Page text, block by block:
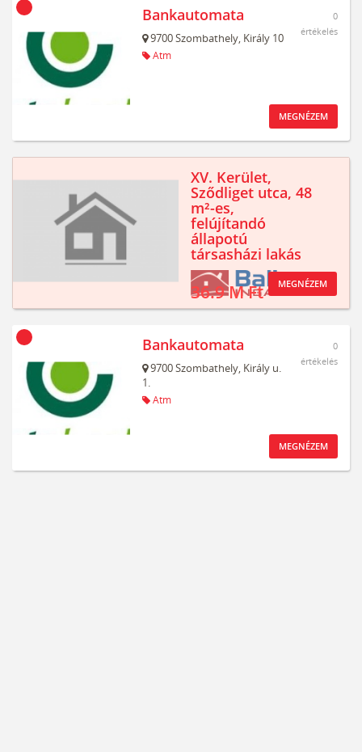
Bankautomata
9700Szombathely, Király 10
Atm
0
értékelés
MEGNÉZEM
XV. Kerület,
Sződliget utca, 48
m²-es,
felújítandó
állapotú
társasházi lakás
36.9 M Ft MEGNÉZEM
Bankautomata
9700Szombathely, Király u.
1.
Atm
0
értékelés
MEGNÉZEM